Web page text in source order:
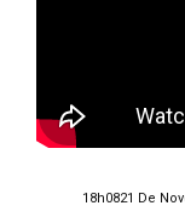
18h0821 De